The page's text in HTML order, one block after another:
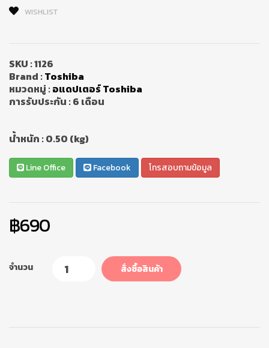
WISHLIST
SKU :1126
Brand :Toshiba
หมวดหมู่ :อแดปเตอร์ Toshiba
การรับประกัน :6 เดือน
น้ำหนัก :0.50 (kg)
Line Office Facebook โทรสอบถามข้อมูล
฿690
จำนวน สั่งซื้อสินค้า